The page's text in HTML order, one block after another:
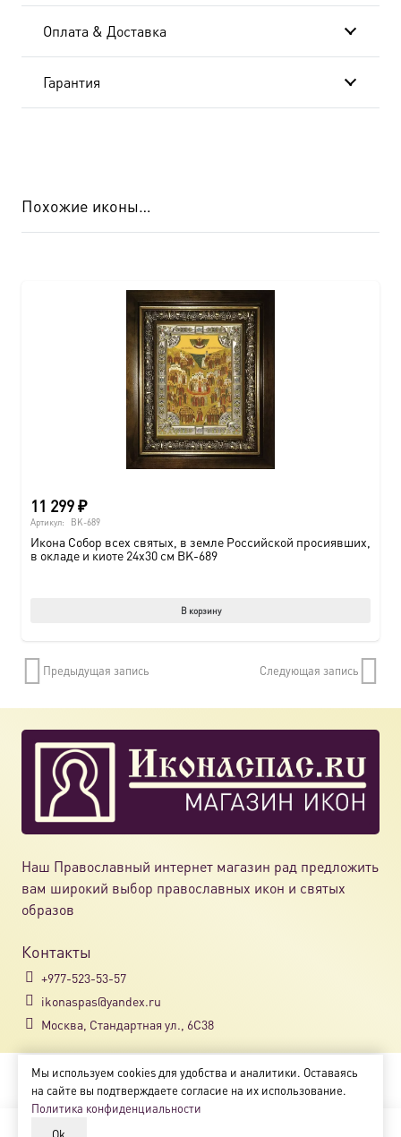
Оплата & Доставка
Гарантия
Похожие иконы…
11 299₽
Артикул: BK-689
Икона Собор всех святых, в земле Российской просиявших,
в окладе и киоте 24х30 см BK-689
В корзину
Предыдущая запись Следующая запись
Наш Православный интернет магазин рад предложить
вам широкий выбор православных икон и святых
образов
Контакты
+977-523-53-57
ikonaspas@yandex.ru
Москва, Стандартная ул., 6С38
Copyright © 2018-2025
Магазин православных икон «ikonaspas.ru»
Мы используем cookies для удобства и аналитики. Оставаясь
на сайте вы подтверждаете согласие на их использование.
Политика конфиденциальности
Ok